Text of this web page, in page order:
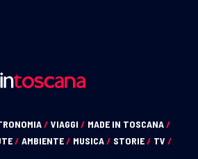
/ VIAGGI / MADE IN TOSCANA/
/ AMBIENTE/ MUSICA/ STORIE/ TV /